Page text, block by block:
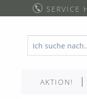
SERVICE
AKTION!